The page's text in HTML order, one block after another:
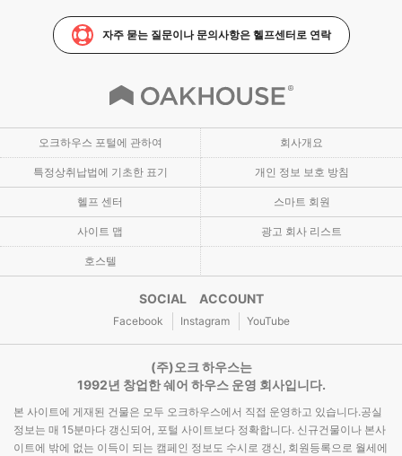
자주 묻는 질문이나 문의사항은 헬프센터로 연락
오크하우스 포털에 관하여 회사개요
특정상취납법에 기초한 표기 개인 정보 보호 방침
헬프 센터 스마트 회원
사이트 맵 광고 회사 리스트
호스텔
SOCIAL ACCOUNT
Facebook Instagram YouTube
(주)오크 하우스는
1992년 창업한 쉐어 하우스 운영 회사입니다.
본 사이트에 게재된 건물은 모두 오크하우스에서 직접 운영하고 있습니다.공실
정보는 매 15분마다 갱신되어, 포털 사이트보다 정확합니다. 신규건물이나 본사
이트에 밖에 없는 이득이 되는 캠페인 정보도 수시로 갱신, 회원등록으로 월세에